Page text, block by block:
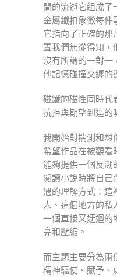
間的流逝它組成了
金屬鐵扣象徵每件
它指向了正確的那
置我們無從得知，
沒有所謂的一對一
他記憶碰撞交纏的
磁鐵的磁性同時代
抗拒與期望到達的
我開始對揣測和想
希望作品在被觀看
能夠提供一個反溯
閱讀小說時將自己
遇的理解方式：這
人、這個地方的私
一個直接又迂迴的
亮和壓縮。
而主題主要分為兩
精神驅使、賦予、